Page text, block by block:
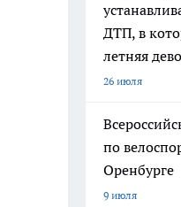
ДТП, в
летняя
26 июля
по
Оренбурге
9 июля